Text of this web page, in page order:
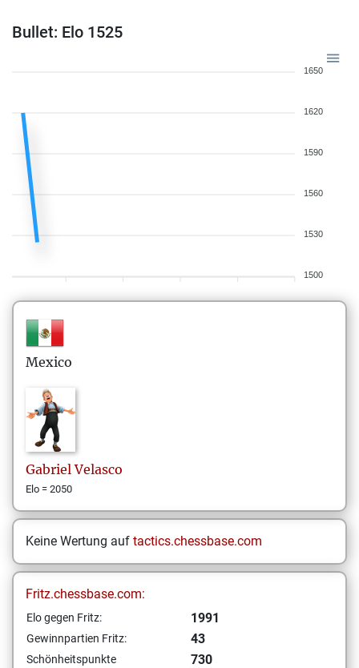
Bullet: Elo 1525
1650
1620
1590
1560
1530
1500
Mexico
Gabriel Velasco
Elo = 2050
Keine Wertung auf tactics.chessbase.com
Fritz.chessbase.com:
Elo gegen Fritz: 1991
Gewinnpartien Fritz: 43
Schönheitspunkte
730